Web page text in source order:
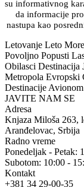
su informativnog
da informacije
nastupa kao
Letovanje Leto
Povoljno Popusti
Obilasci Destinacija
Metropola Evropski
Destinacije
JAVITE NAM SE
Adresa
Knjaza Miloša 263,
Aranđelovac, Srbija
Radno vreme
Ponedeljak - Petak:
Subotom: 10:00 -
Kontakt
+381 34 29-00-35